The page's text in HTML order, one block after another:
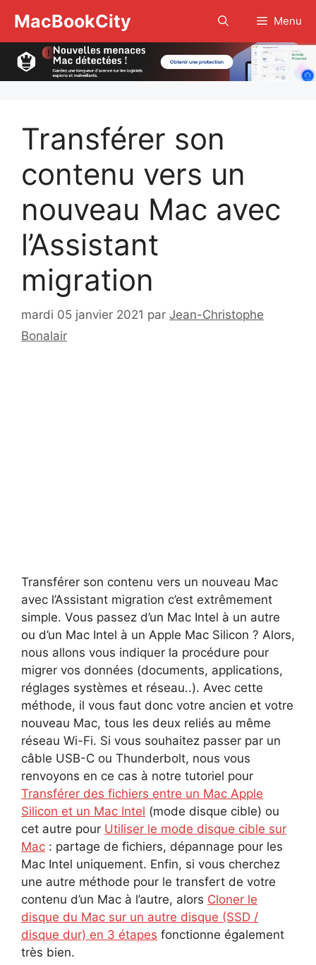
contenu
MacBookCity Menu
Transférer son
contenu vers un
nouveau Mac avec
l’Assistant
migration
mardi 05 janvier 2021 par Jean-Christophe
Bonalair
Transférer son contenu vers un nouveau Mac
avec l’Assistant migration c’est extrêmement
simple. Vous passez d’un Mac Intel à un autre
ou d’un Mac Intel à un Apple Mac Silicon ? Alors,
nous allons vous indiquer la procédure pour
migrer vos données (documents, applications,
réglages systèmes et réseau..). Avec cette
méthode, il vous faut donc votre ancien et votre
nouveau Mac, tous les deux reliés au même
réseau Wi-Fi. Si vous souhaitez passer par un
câble USB-C ou Thunderbolt, nous vous
renvoyons en ce cas à notre tutoriel pour
Transférer des fichiers entre un Mac Apple
Silicon et un Mac Intel (mode disque cible) ou
cet autre pour Utiliser le mode disque cible sur
Mac : partage de fichiers, dépannage pour les
Mac Intel uniquement. Enfin, si vous cherchez
une autre méthode pour le transfert de votre
contenu d’un Mac à l’autre, alors Cloner le
disque du Mac sur un autre disque (SSD /
disque dur) en 3 étapes fonctionne également
très bien.